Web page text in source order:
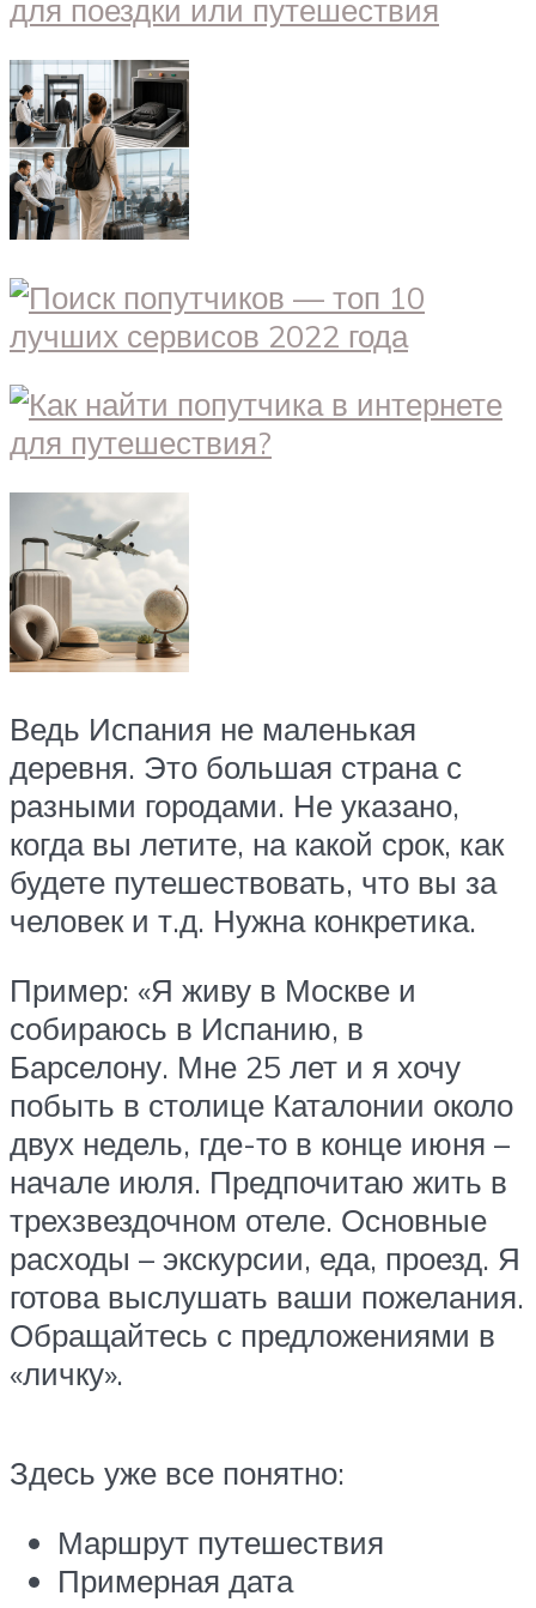
Ведь Испания не маленькая
деревня. Это большая страна с
разными городами. Не указано,
когда вы летите, на какой срок, как
будете путешествовать, что вы за
человек и т.д. Нужна конкретика.
Пример: «Я живу в Москве и
собираюсь в Испанию, в
Барселону. Мне 25 лет и я хочу
побыть в столице Каталонии около
двух недель, где-то в конце июня –
начале июля. Предпочитаю жить в
трехзвездочном отеле. Основные
расходы – экскурсии, еда, проезд. Я
готова выслушать ваши пожелания.
Обращайтесь с предложениями в
«личку».
Здесь уже все понятно:
Маршрут путешествия
Примерная дата